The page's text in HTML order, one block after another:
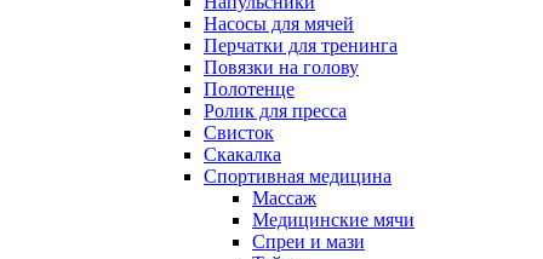
Насосы для мячей
Перчатки для тренинга
Повязки на голову
Полотенце
Ролик для пресса
Свисток
Скакалка
Спортивная медицина
Массаж
Медицинские мячи
Спреи и мази